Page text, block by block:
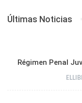
Últimas Noticias
Régimen Penal